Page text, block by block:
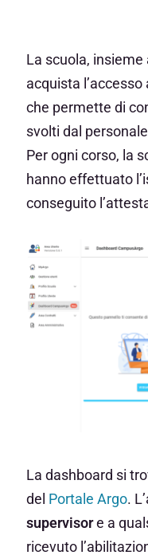
La scuola,
acquista
che permette di
svolti dal
Per ogni corso, la
hanno effettuato
conseguito
La dashboard si
del Portale Argo.
supervisore a
ricevuto